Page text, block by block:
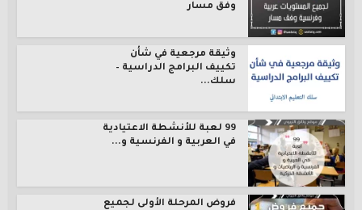
وفق مسار
وثيقة مرجعية في شأن
تكييف البرامج الدراسية –
سلك...
99 لعبة للأنشطة الاعتيادية
في العربية و الفرنسية و...
فروض المرحلة الأولى لجميع